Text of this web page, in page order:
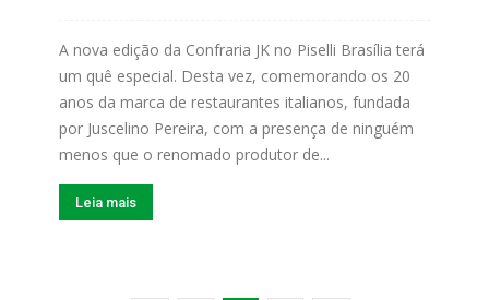
A nova edição da Confraria JK no Piselli Brasília terá
um quê especial. Desta vez, comemorando os 20
anos da marca de restaurantes italianos, fundada
por Juscelino Pereira, com a presença de ninguém
menos que o renomado produtor de...
Leia mais